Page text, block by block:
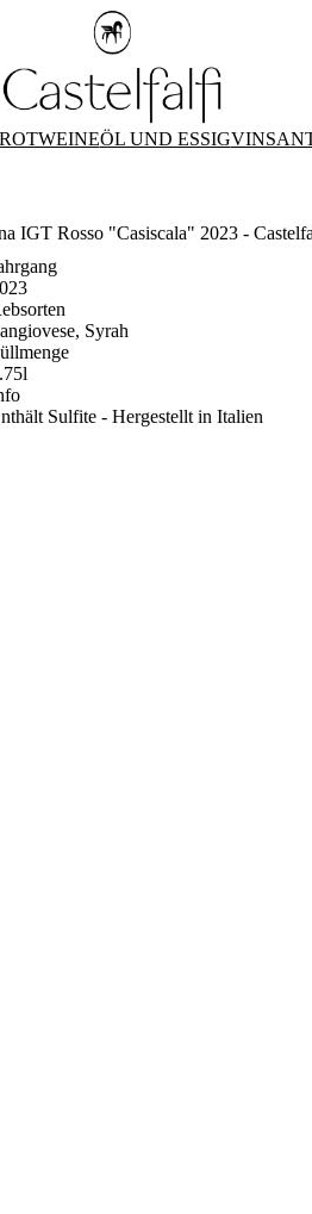
ROTWEINEÖL UND ESSIG
IGT Rosso "Casiscala" 2023 -
Syrah
Sulfite - Hergestellt in Italien